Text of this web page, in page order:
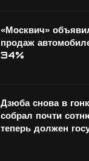
«Москвич»
продаж
34%
Дзюба снова в
собрал почти
теперь должен